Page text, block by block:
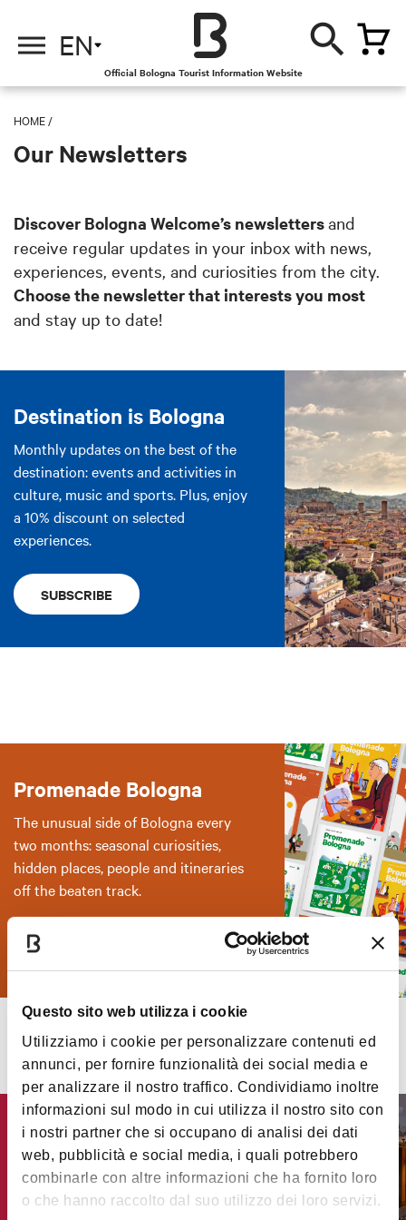
Questo sito web utilizza i cookie
Utilizziamo i cookie per personalizzare contenuti ed
annunci, per fornire funzionalità dei social media e
per analizzare il nostro traffico. Condividiamo inoltre
informazioni sul modo in cui utilizza il nostro sito con
i nostri partner che si occupano di analisi dei dati
web, pubblicità e social media, i quali potrebbero
combinarle con altre informazioni che ha fornito loro
o che hanno raccolto dal suo utilizzo dei loro servizi.
EN
Official Bologna Tourist Information Website
HOME /
Our Newsletters
Discover Bologna Welcome’s newslettersand
receive regular updates in your inbox with news,
experiences, events, and curiosities from the city.
Choose the newsletter that interests you most
and stay up to date!
Destination is Bologna
Monthly updates on the best of the
destination: events and activities in
culture, music and sports. Plus, enjoy
a 10% discount on selected
experiences.
SUBSCRIBE
Promenade Bologna
The unusual side of Bologna every
two months: seasonal curiosities,
hidden places, people and itineraries
off the beaten track.
Bologna Convention
Bureau
Discover the latest from Bologna’s